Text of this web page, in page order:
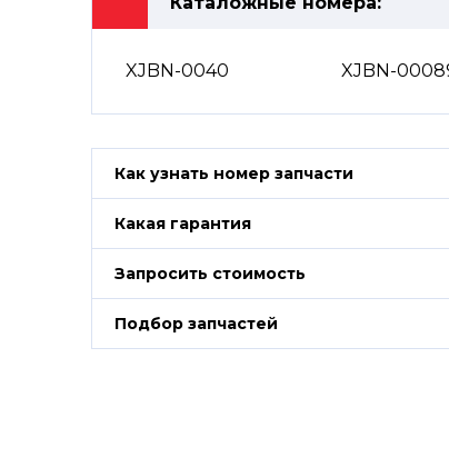
XJBN-0040 XJBN-
Как узнать номер запчасти
Какая гарантия
Запросить стоимость
Подбор запчастей